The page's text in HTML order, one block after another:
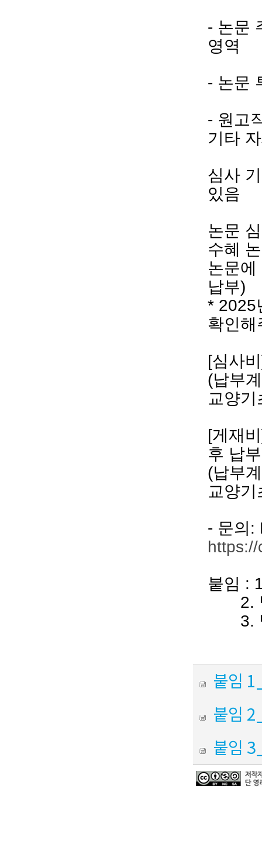
- 논문
영역
- 논문
- 원고
기타
심사
있음
논문
수혜
논문에
납부)
* 2025
확인해
[심사비
(납부
교양
[게재비
후 납
(납부
교양
- 문의:
붙임 :
2.
3.
붙임
붙임
붙임